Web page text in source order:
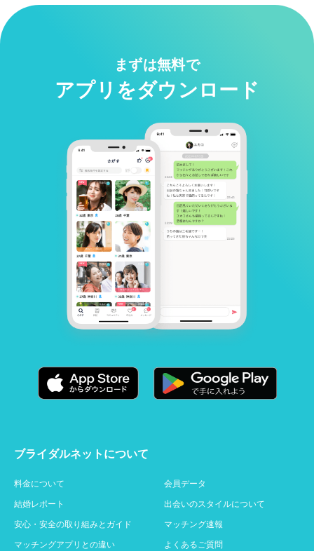
まずは無料で
アプリをダウンロード
ブライダルネットについて
料金について
会員データ
結婚レポート
出会いのスタイルについて
安心・安全の取り組みとガイド
マッチング速報
マッチングアプリとの違い
よくあるご質問